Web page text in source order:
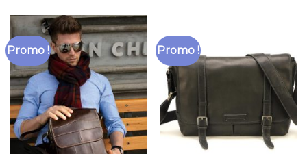
Promo ! Promo !